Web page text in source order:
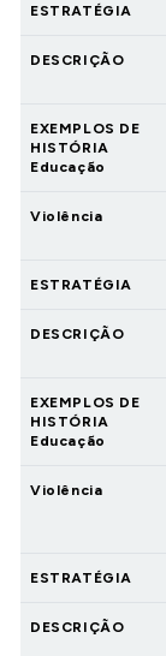
ESTRATÉGIA
DESCRIÇÃO
EXEMPLOS DE
HISTÓRIA
Educação
Violência
ESTRATÉGIA
DESCRIÇÃO
EXEMPLOS DE
HISTÓRIA
Educação
Violência
ESTRATÉGIA
DESCRIÇÃO